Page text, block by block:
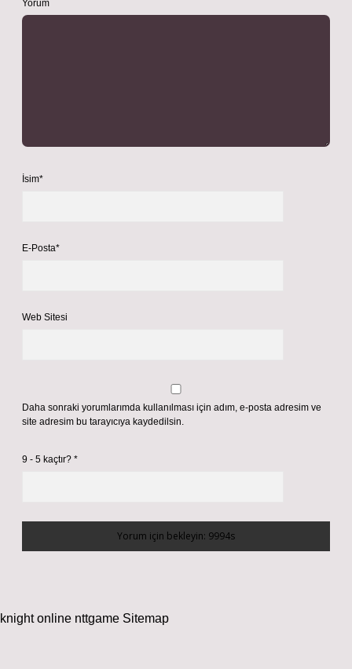
Yorum
İsim*
E-Posta*
Web Sitesi
Daha sonraki yorumlarımda kullanılması için adım, e-posta adresim ve
site adresim bu tarayıcıya kaydedilsin.
9 - 5 kaçtır? *
knight online nttgame Sitemap